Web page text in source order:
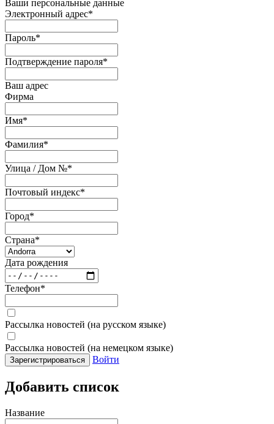
Ваши персональные данные
Электронный адрес*
Пароль*
Подтверждение пароля*
Ваш адрес
Фирма
Имя*
Фамилия*
Улица / Дом №*
Почтовый индекс*
Город*
Страна*
Дата рождения
Телефон*
Рассылка новостей (на русском языке)
Рассылка новостей (на немецком языке)
Зарегистрироваться Войти
Добавить список
Название